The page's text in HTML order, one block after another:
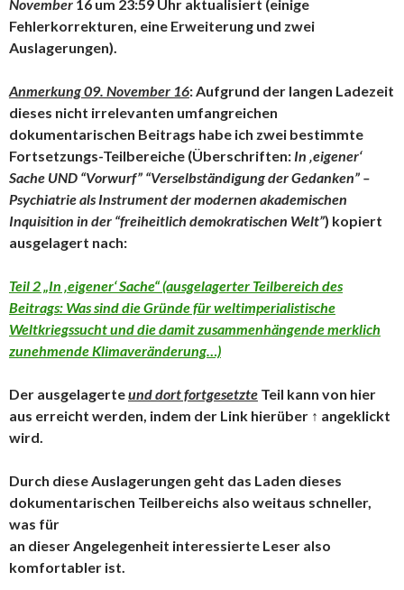
November 16 um 23:59 Uhr aktualisiert (einige
Fehlerkorrekturen, eine Erweiterung und zwei
Auslagerungen).
Anmerkung 09. November 16: Aufgrund der langen Ladezeit
dieses nicht irrelevanten umfangreichen
dokumentarischen Beitrags habe ich zwei bestimmte
Fortsetzungs-Teilbereiche (Überschriften: In ‚eigener‘
Sache UND “Vorwurf” “Verselbständigung der Gedanken” –
Psychiatrie als Instrument der modernen akademischen
Inquisition in der “freiheitlich demokratischen Welt”) kopiert
ausgelagert nach:
Teil 2 „In ‚eigener‘ Sache“ (ausgelagerter Teilbereich des
Beitrags: Was sind die Gründe für weltimperialistische
Weltkriegssucht und die damit zusammenhängende merklich
zunehmende Klimaveränderung…)
Der ausgelagerteund dort fortgesetzte Teil kann von hier
aus erreicht werden, indem der Link hierüber ↑ angeklickt
wird.
Durch diese Auslagerungen geht das Laden dieses
dokumentarischen Teilbereichs also weitaus schneller,
was für
an dieser Angelegenheit interessierte Leser also
komfortabler ist.